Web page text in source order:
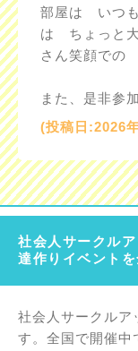
部屋は いつ
は ちょっと大
さん笑顔での
また、是非参
(投稿日:2026
社会人サークル
達作りイベント
社会人サークルア
す。全国で開催中